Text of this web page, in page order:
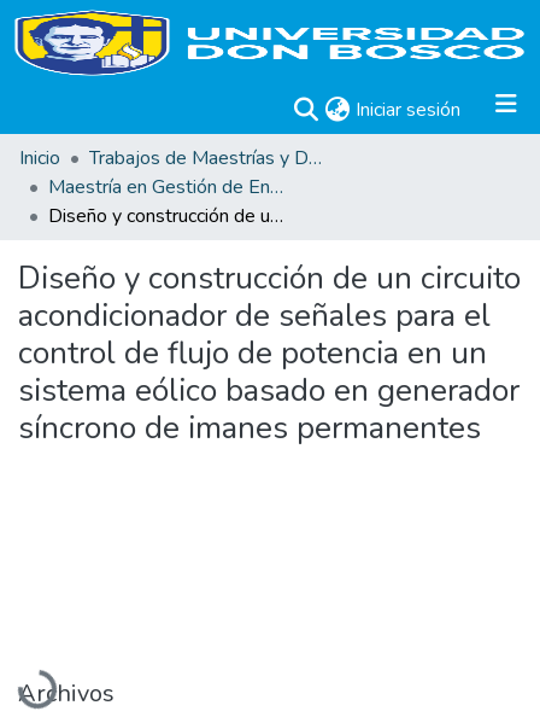
Iniciar sesión (current)
Inicio
Trabajos de Maestrías y Doctorados
Maestría en Gestión de Energías Renovables
Diseño y construcción de un circuito acondicionador de señales para el control de flujo de potencia en un sistema eólico basado en generador síncrono de imanes permanentes
Diseño y construcción de un circuito
acondicionador de señales para el
control de flujo de potencia en un
sistema eólico basado en generador
síncrono de imanes permanentes
Cargando...
Archivos